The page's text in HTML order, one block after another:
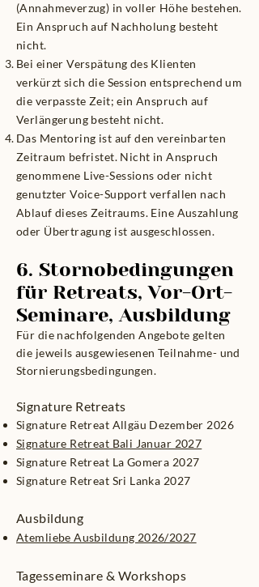
(Annahmeverzug) in voller Höhe bestehen.
Ein Anspruch auf Nachholung besteht
nicht.
Bei einer Verspätung des Klienten
verkürzt sich die Session entsprechend um
die verpasste Zeit; ein Anspruch auf
Verlängerung besteht nicht.
Das Mentoring ist auf den vereinbarten
Zeitraum befristet. Nicht in Anspruch
genommene Live-Sessions oder nicht
genutzter Voice-Support verfallen nach
Ablauf dieses Zeitraums. Eine Auszahlung
oder Übertragung ist ausgeschlossen.
6. Stornobedingungen
für Retreats, Vor-Ort-
Seminare, Ausbildung
Für die nachfolgenden Angebote gelten
die jeweils ausgewiesenen Teilnahme- und
Stornierungsbedingungen.
Signature Retreats
Signature Retreat Allgäu Dezember 2026
Signature Retreat Bali Januar 2027
Signature Retreat La Gomera 2027
Signature Retreat Sri Lanka 2027
Ausbildung
Atemliebe Ausbildung 2026/2027
Tagesseminare & Workshops